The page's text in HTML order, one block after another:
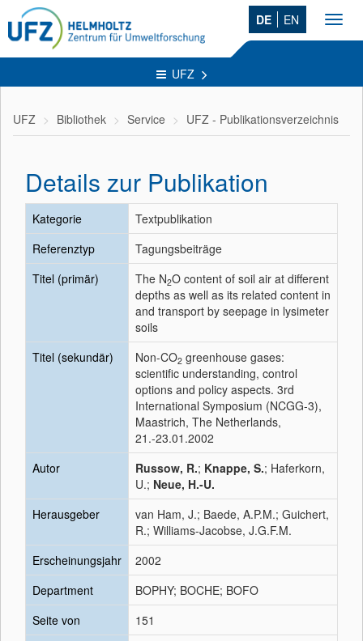
DE EN
UFZ
UFZ Bibliothek Service UFZ - Publikationsverzeichnis
Details zur Publikation
Kategorie
Textpublikation
Referenztyp
Tagungsbeiträge
Titel (primär)
The N2O content of soil air at different
depths as well as its related content in
and transport by seepage in lysimeter
soils
Titel (sekundär)
Non-CO2 greenhouse gases:
scientific understanding, control
options and policy aspects. 3rd
International Symposium (NCGG-3),
Maastrich, The Netherlands,
21.-23.01.2002
Autor
Russow, R.; Knappe, S.; Haferkorn,
U.; Neue, H.-U.
Herausgeber
van Ham, J.; Baede, A.P.M.; Guichert,
R.; Williams-Jacobse, J.G.F.M.
Erscheinungsjahr
2002
Department
BOPHY; BOCHE; BOFO
Seite von
151